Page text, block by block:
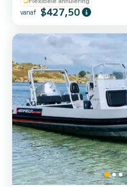
comfortabele en veilige navigatie.
vrienden of familie, hij is goedgekeurd
optimaal comfort voor 6 personen aan boord. Uitrusting
vanaf $427,50